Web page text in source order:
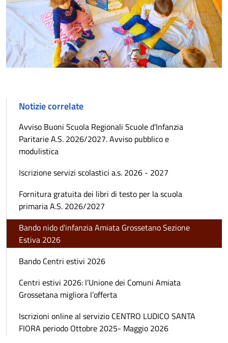
Notizie correlate
Avviso Buoni Scuola Regionali Scuole d'Infanzia
Paritarie A.S. 2026/2027. Avviso pubblico e
modulistica
Iscrizione servizi scolastici a.s. 2026 - 2027
Fornitura gratuita dei libri di testo per la scuola
primaria A.S. 2026/2027
Bando nido d'infanzia Amiata Grossetano Sezione
Estiva 2026
Bando Centri estivi 2026
Centri estivi 2026: l’Unione dei Comuni Amiata
Grossetana migliora l’offerta
Iscrizioni online al servizio CENTRO LUDICO SANTA
FIORA periodo Ottobre 2025- Maggio 2026